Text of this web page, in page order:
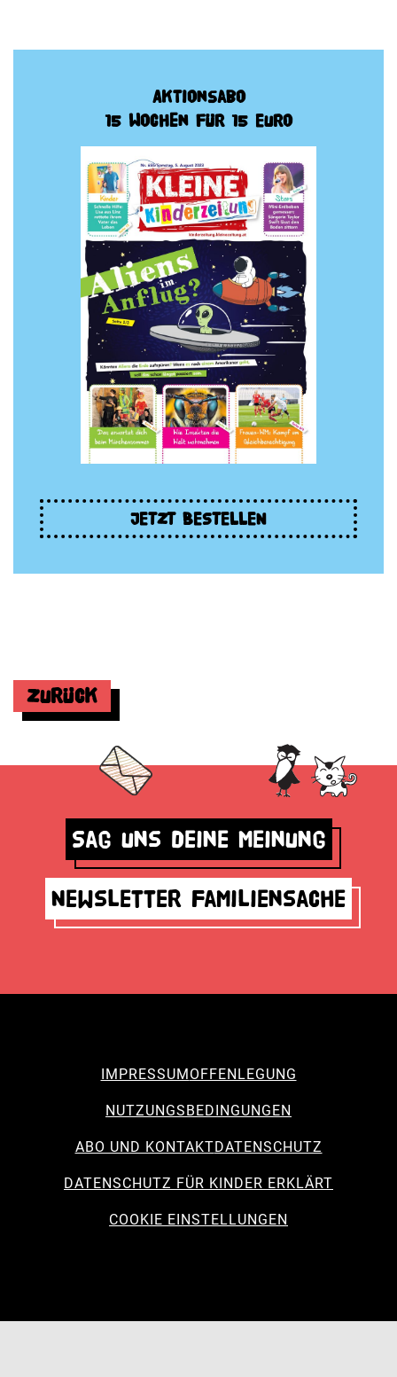
Aktionsabo
15 Wochen für 15 Euro
JETZT BESTELLEN
Zurück
Sag uns deine Meinung
Newsletter Familiensache
IMPRESSUM OFFENLEGUNG
NUTZUNGSBEDINGUNGEN
ABO UND KONTAKTDATENSCHUTZ
DATENSCHUTZ FÜR KINDER ERKLÄRT
COOKIE EINSTELLUNGEN